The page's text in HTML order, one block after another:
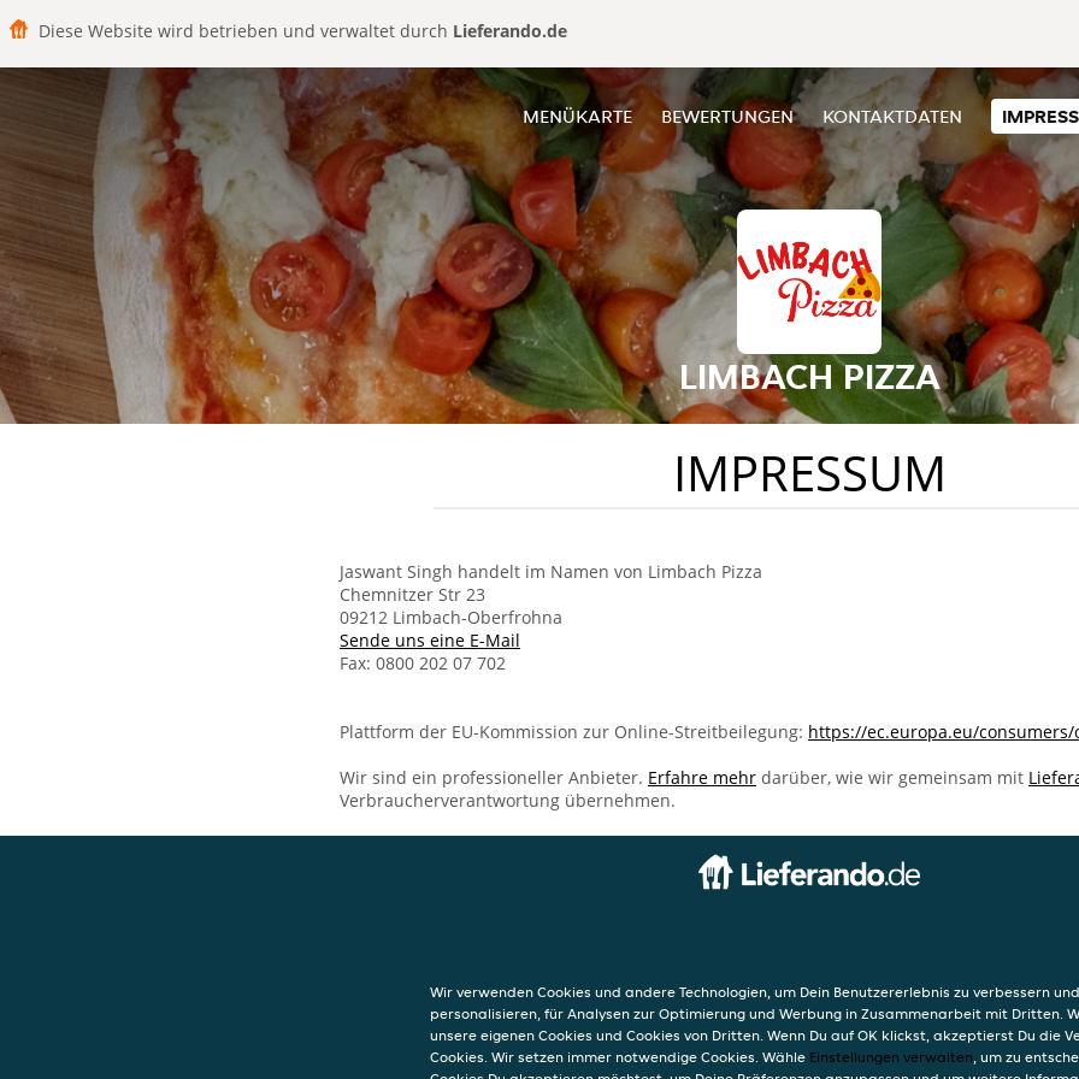
Diese Website wird betrieben und verwaltet durch Lieferando.de
MENÜKARTE BEWERTUNGEN KONTAKTDATEN
LIMBACH PIZZA
IMPRESSUM
Jaswant Singh handelt im Namen von Limbach Pizza
Chemnitzer Str 23
09212 Limbach-Oberfrohna
Sende uns eine E-Mail
Fax: 0800 202 07 702
Plattform der EU-Kommission zur Online-Streitbeilegung: https://ec.europa.eu/
Wir sind ein professioneller Anbieter. Erfahre mehr darüber, wie wir gemeinsam mit
Verbraucherverantwortung übernehmen.
Chemnitzer Str 23
09212 Limbach-Oberfrohna
Wir verwenden Cookies und andere Technologien, um Dein Benutzererlebnis zu verbessern
personalisieren, für Analysen zur Optimierung und Werbung in Zusammenarbeit mit Dritten.
unsere eigenen Cookies und Cookies von Dritten. Wenn Du auf OK klickst, akzeptierst Du die
Cookies. Wir setzen immer notwendige Cookies. Wähle Einstellungen verwalten, um zu